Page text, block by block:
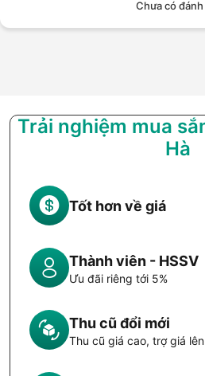
Chưa có đánh
Trải nghiệm mua
Hà
Tốt hơn về giá
Thành viên - HSSV
Ưu đãi riêng tới 5%
Thu cũ đổi mới
Thu cũ giá cao, trợ giá